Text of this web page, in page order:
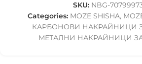
SKU: NBG-
Categories: MOZE SHISHA,
КАРБОНОВИ НАКРАЙНИЦИ
МЕТАЛНИ НАКРАЙНИЦИ